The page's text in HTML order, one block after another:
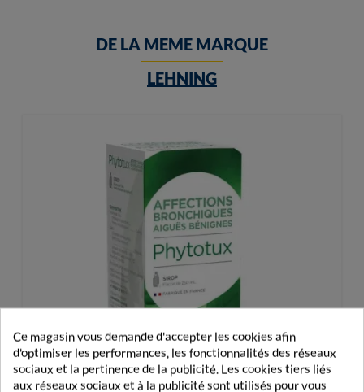
DE LA MEME MARQUE
LEHNING
Ce magasin vous demande d'accepter les cookies afin
d'optimiser les performances, les fonctionnalités des réseaux
sociaux et la pertinence de la publicité. Les cookies tiers liés
aux réseaux sociaux et à la publicité sont utilisés pour vous